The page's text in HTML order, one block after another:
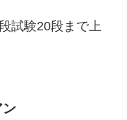
試験20段まで上